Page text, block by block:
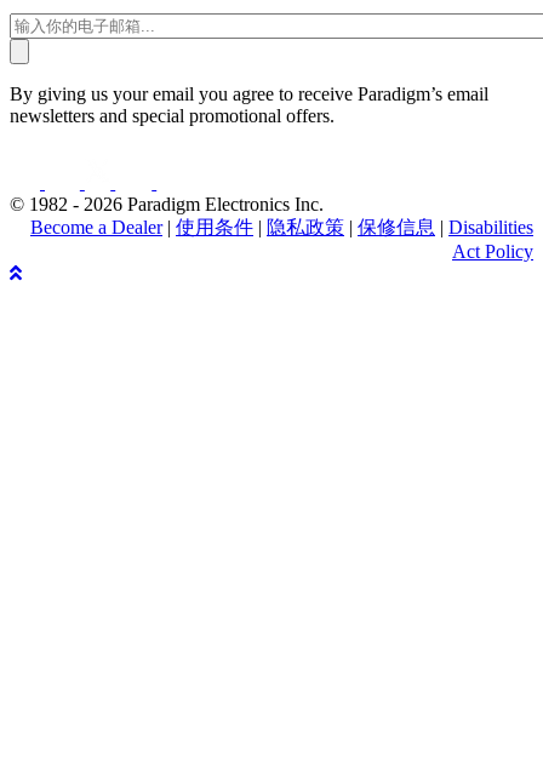
By giving us your email you agree to receive Paradigm’s email
newsletters and special promotional offers.
© 1982 - 2026 Paradigm Electronics Inc.
Become a Dealer| 使用条件 | 隐私政策 | 保修信息 | Disabilities
Act Policy